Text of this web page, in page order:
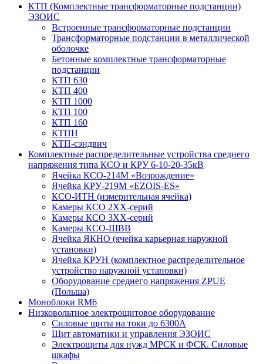
КТП (Комплектные трансформаторные подстанции)
ЭЗОИС
Встроенные трансформаторные подстанции
Трансформаторные подстанции в металлической
оболочке
Бетонные комплектные трансформаторные
подстанции
КТП 630
КТП 400
КТП 1000
КТП 100
КТП 160
КТПН
КТП-сэндвич
Комплектные распределительные устройства среднего
напряжения типа КСО и КРУ 6-10-20-35кВ
Ячейка КСО-214М «Возрождение»
Ячейка КРУ-219М «EZOIS-ES»
КСО-ИТН (измерительная ячейка)
Камеры КСО 2ХХ-серий
Камеры КСО 3ХХ-серий
Камеры КСО-ШВВ
Ячейка ЯКНО (ячейка карьерная наружной
установки)
Ячейка КРУН (комплектное распределительное
устройство наружной установки)
Оборудование среднего напряжения ZPUE
(Польша)
Моноблоки RM6
Низковольтное электрощитовое оборудование
Силовые щиты на токи до 6300А
Щит автоматики и управления ЭЗОИС
Электрощиты для нужд МРСК и ФСК. Силовые
шкафы